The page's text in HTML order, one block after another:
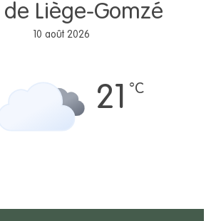
de Liège-Gomzé
10 août 2026
21 °C